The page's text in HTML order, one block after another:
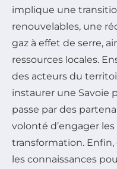
implique une
renouvelables, une
gaz à effet de serre,
ressources locales.
des acteurs du
instaurer une Savoie
passe par des
volonté d’engager
transformation.
les connaissances